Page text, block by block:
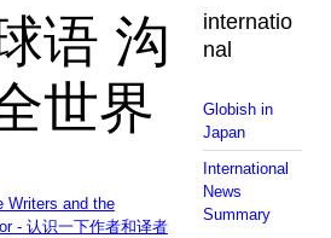
语 沟
世界
Writers and the
- 认识一下作者和译者
internatio
nal
Globish in
Japan
International
News
Summary